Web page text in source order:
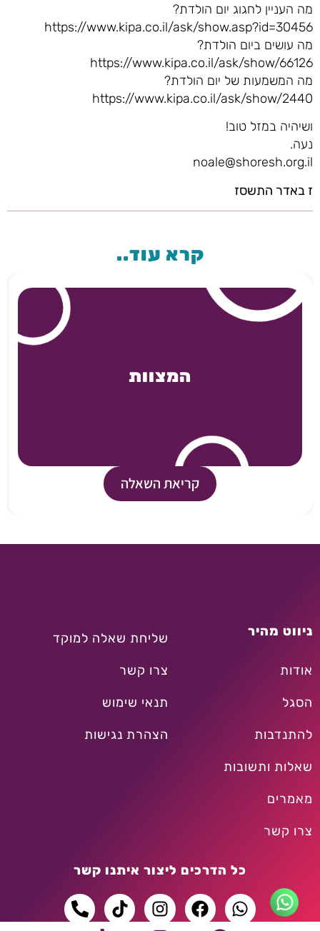
מה העניין לחגוג יום הולדת?
https://www.kipa.co.il/ask/show.asp?id=30456
מה עושים ביום הולדת?
https://www.kipa.co.il/ask/show/66126
מה המשמעות של יום הולדת?
https://www.kipa.co.il/ask/show/2440
ושיהיה במזל טוב!
נעה.
noale@shoresh.org.il
ז באדר התשסז
קרא עוד..
המצוות
קריאת השאלה
ניווט מהיר
אודות
הסגל
להתנדבות
שאלות ותשובות
מאמרים
צרו קשר
שליחת שאלה למוקד
צרו קשר
תנאי שימוש
הצהרת נגישות
כל הדרכים ליצור איתנו קשר